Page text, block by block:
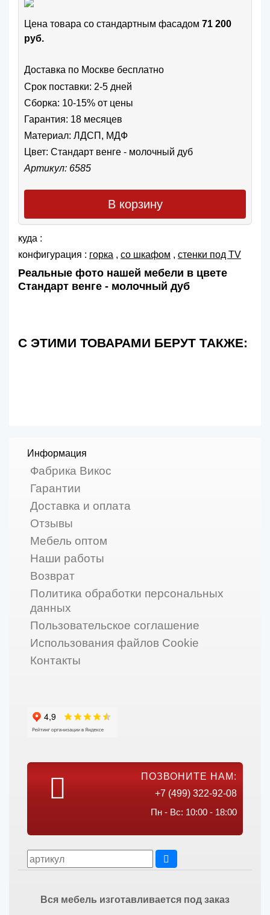
Цена товара cо стандартным фасадом 71 200
руб.
Доставка по Москве бесплатно
Срок поставки: 2-5 дней
Сборка: 10-15% от цены
Гарантия: 18 месяцев
Материал: ЛДСП, МДФ
Цвет: Стандарт венге - молочный дуб
Артикул: 6585
В корзину
куда :
конфигурация : горка , со шкафом , cтенки под TV
Реальные фото нашей мебели в цвете
Стандарт венге - молочный дуб
С ЭТИМИ ТОВАРАМИ БЕРУТ ТАКЖЕ:
Информация
Фабрика Викос
Гарантии
Доставка и оплата
Отзывы
Мебель оптом
Наши работы
Возврат
Политика обработки персональных
данных
Пользовательское соглашение
Использования файлов Cookie
Контакты
ПОЗВОНИТЕ НАМ:
+7 (499) 322-92-08
Пн - Вс: 10:00 - 18:00
Вся мебель изготавливается под заказ